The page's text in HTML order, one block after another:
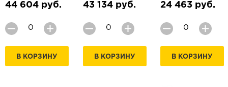
44 604 руб.
В КОРЗИНУ
43 134 руб.
В КОРЗИНУ
24 463 руб.
В КОРЗИНУ